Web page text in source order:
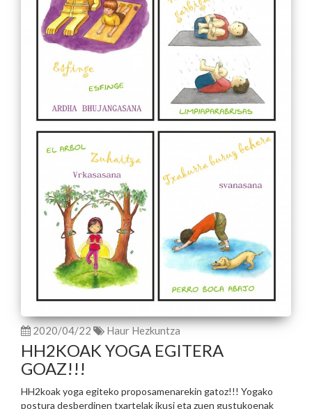
2020/04/22 Haur Hezkuntza
HH2KOAK YOGA EGITERA
GOAZ!!!
HH2koak yoga egiteko proposamenarekin gatoz!!! Yogako
postura desberdinen txartelak ikusi eta zuen gustukoenak